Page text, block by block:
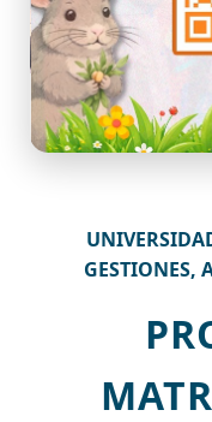
GESTIONES,